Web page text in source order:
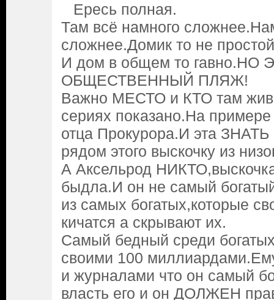
Ересь полная.
Там всё намного
сложнее.Домик то не
И дом в общем то гавно.НО
ОБЩЕСТВЕННЫЙ ПЛЯЖ!
Важно МЕСТО и КТО там
сериях показано.На примере
отца Прокурора.И эта ЗНАТЬ
рядом этого выскочку из
А Аксельрод
быдла.И он не самый
из самых богатых,которые
кичатся а скрывают их.
Самый бедный среди
своими 100
и журналами что он самый
власть его и он ДОЛЖЕН